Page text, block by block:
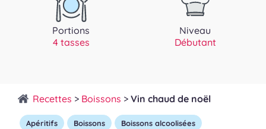
Portions
4 tasses
Niveau
Débutant
Recettes > Boissons > Vin chaud de noël
Apéritifs Boissons Boissons alcoolisées